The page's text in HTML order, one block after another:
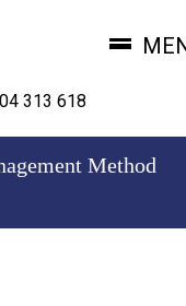
313 618
Method